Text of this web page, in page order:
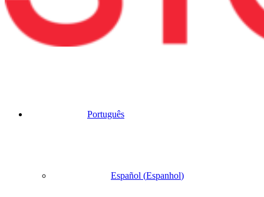
Português
Español (Espanhol)